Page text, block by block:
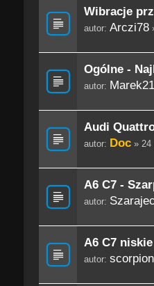
Wibracje
autor: Arczi78
Ogólne -
autor:
Audi
autor: Doc» 24
A6 C7 -
autor:
A6 C7
autor: